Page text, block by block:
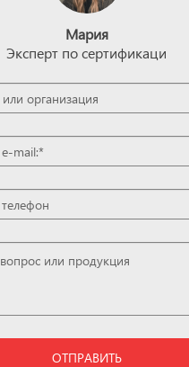
Мария
Эксперт по сертификаци
ОТПРАВИТЬ